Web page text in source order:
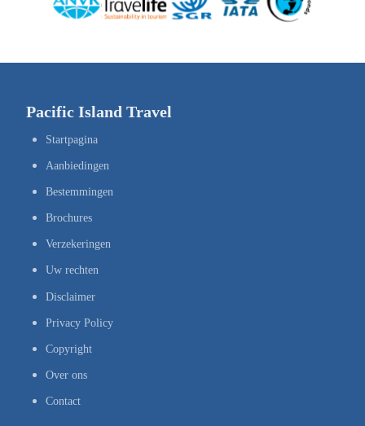
Pacific Island Travel
Startpagina
Aanbiedingen
Bestemmingen
Brochures
Verzekeringen
Uw rechten
Disclaimer
Privacy Policy
Copyright
Over ons
Contact